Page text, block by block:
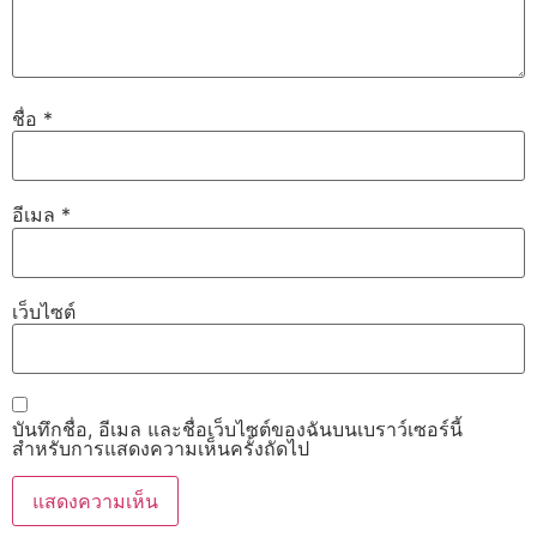
ชื่อ *
อีเมล *
เว็บไซต์
บันทึกชื่อ, อีเมล และชื่อเว็บไซต์ของฉันบนเบราว์เซอร์นี้
สำหรับการแสดงความเห็นครั้งถัดไป